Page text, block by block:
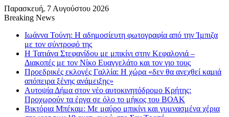
Παρασκευή, 7 Αυγούστου 2026
Breaking News
Ιωάννα Τούνη: Η αδημοσίευτη φωτογραφία από την Ίμπιζα
με τον σύντροφό της
Η Τατιάνα Στεφανίδου με μπικίνι στην Κεφαλονιά –
Διακοπές με τον Νίκο Ευαγγελάτο και τον γιο τους
Προεδρικές εκλογές Γαλλία: Η χώρα «δεν θα ανεχθεί καμιά
απόπειρα ξένης ανάμειξης»
Αυτοψία Δήμα στον νέο αυτοκινητόδρομο Κρήτης:
Προχωρούν τα έργα σε όλο το μήκος του ΒΟΑΚ
Βικτόρια Μπέκαμ: Με μαύρο μπικίνι και γυμνασμένα χέρια